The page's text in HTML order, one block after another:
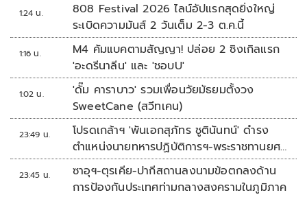
1:24 น.
808 Festival 2026 ไลน์อัปแรกสุดยิ่งใหญ่
ระเบิดความมันส์ 2 วันเต็ม 2-3 ต.ค.นี้
1:16 น.
M4 คัมแบคตามสัญญา! ปล่อย 2 ซิงเกิลแรก
'อะดรีนาลีน' และ 'ชอบU'
1:02 น.
'ดั๊ม คาราบาว' รวมเพื่อนวัยมัธยมตั้งวง
SweetCane (สวีทเคน)
23:49 น.
โปรดเกล้าฯ 'พันเอกสุภัทร ชูตินันทน์' ดำรง
ตำแหน่งนายทหารปฏิบัติการฯ-พระราชทานยศ
'พลตรี'
23:45 น.
ซาอุฯ-ตุรเคีย-ปากีสถานลงนามข้อตกลงด้าน
การป้องกันประเทศท่ามกลางสงครามในภูมิภาค